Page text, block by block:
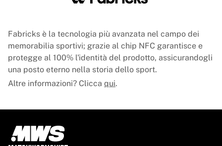
Fabricks è la tecnologia più avanzata nel campo dei
memorabilia sportivi; grazie al chip NFC garantisce e
protegge al 100% l'identità del prodotto, assicurandogli
una posto eterno nella storia dello sport.
Altre informazioni? Clicca qui.